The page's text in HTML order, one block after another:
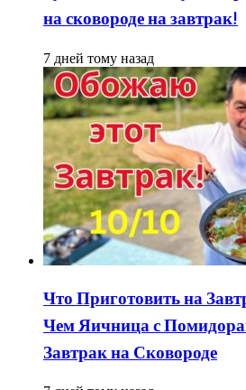
на сковороде на завтрак!
7 дней тому назад
Что Приготовить на
Чем Яичница с
Завтрак на Сковороде